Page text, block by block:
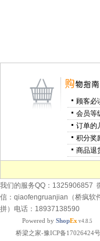
顾客必
会员等
订单的
积分奖
商品退
我们的服务QQ：1325906857
信：qiaofengruanjian（桥疯软
拼）电话：18937138590
Powered by ShopEx v4.8.5
桥梁之家-豫ICP备17026424号